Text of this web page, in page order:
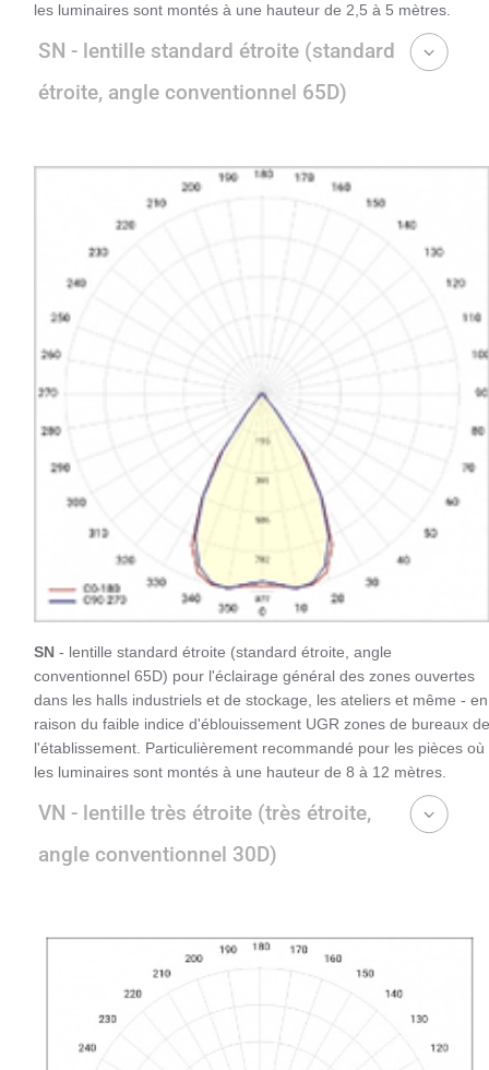
les luminaires sont montés à une hauteur de 2,5 à 5 mètres.
SN - lentille standard étroite (standard
étroite, angle conventionnel 65D)
SN - lentille standard étroite (standard étroite, angle
conventionnel 65D) pour l'éclairage général des zones ouvertes
dans les halls industriels et de stockage, les ateliers et même - en
raison du faible indice d'éblouissement UGR zones de bureaux de
l'établissement. Particulièrement recommandé pour les pièces où
les luminaires sont montés à une hauteur de 8 à 12 mètres.
VN - lentille très étroite (très étroite,
angle conventionnel 30D)